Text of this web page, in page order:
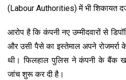
(Labour Authorities) में भी शिकायत
आरोप है कि कंपनी नए उम्मीदवारों से
और उसी पैसे का इस्तेमाल अपने रोजमर्रा
थी। फिलहाल पुलिस ने कंपनी के बैंक
जांच शुरू कर दी है।